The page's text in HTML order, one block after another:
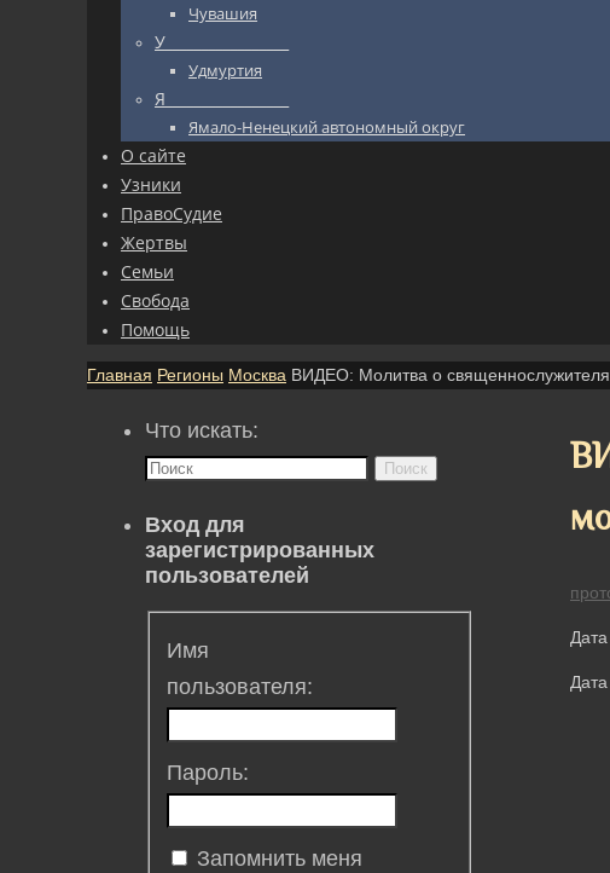
Чувашия
У_________________
Удмуртия
Я_________________
Ямало-Ненецкий автономный округ
О сайте
Узники
ПравоСудие
Жертвы
Семьи
Свобода
Помощь
Главная Регионы Москва ВИДЕО: Молитва о
Что искать:
Поиск
Вход для
зарегистрированных
пользователей
Имя
пользователя:
Пароль:
Запомнить меня